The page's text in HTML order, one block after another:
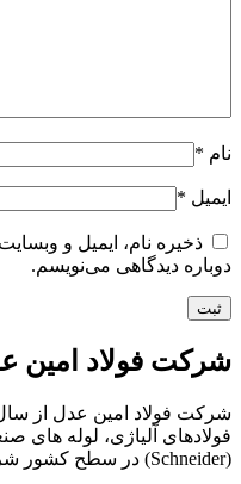
نام *
ایمیل *
ذخیره نام، ایمیل و
دوباره دیدگاهی می‌نویسم.
شرکت فولاد امین
فولادهای آلیاژی، لوله های
(Schneider) در سطح کشور شروع به فعالیت نمود.